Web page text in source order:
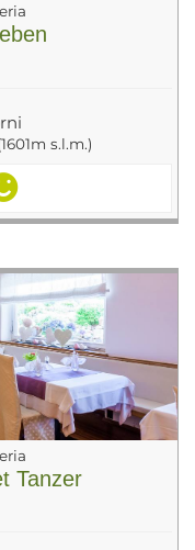
s.l.m.)
Tanzer